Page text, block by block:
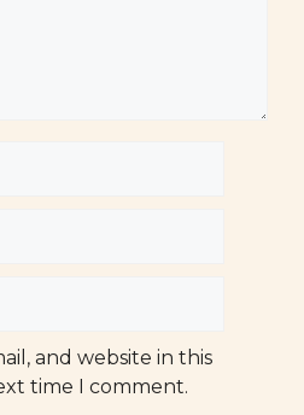
and website in this
time I comment.